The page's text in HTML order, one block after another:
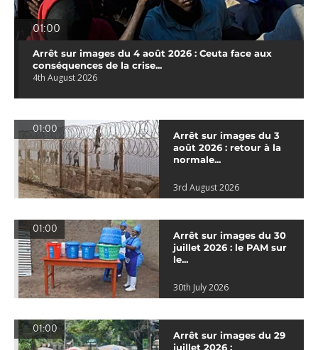
01:00
Arrêt sur images du 4 août 2026 : Ceuta face aux
conséquences de la crise...
4th August 2026
01:00
Arrêt sur images du 3
août 2026 : retour à la
normale...
3rd August 2026
01:00
Arrêt sur images du 30
juillet 2026 : le PAM sur
le...
30th July 2026
01:00
Arrêt sur images du 29
juillet 2026 :